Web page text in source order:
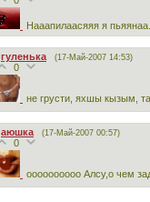
Нааапилаасяяя я
гуленька (17-Май-2007 14:53)
0
не грусти, яхшы кызым,
аюшка (17-Май-2007 00:57)
0
оооооооооо Алсу,о чем